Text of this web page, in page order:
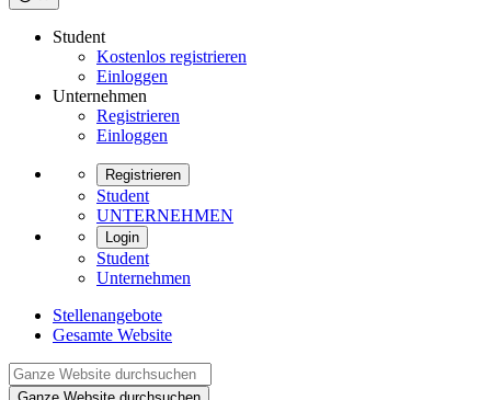
Student
Kostenlos registrieren
Einloggen
Unternehmen
Registrieren
Einloggen
Registrieren
Student
UNTERNEHMEN
Login
Student
Unternehmen
Stellenangebote
Gesamte Website